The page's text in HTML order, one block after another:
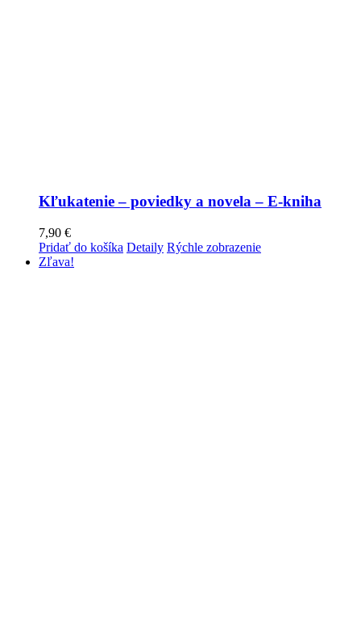
Kľukatenie – poviedky a novela – E-kniha
7,90 €
Pridať do košíka Detaily Rýchle zobrazenie
Zľava!